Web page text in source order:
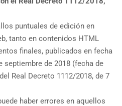
puntuales de edición en
tanto en contenidos HTML
finales, publicados en fecha
septiembre de 2018 (fecha de
Real Decreto 1112/2018, de 7
haber errores en aquellos